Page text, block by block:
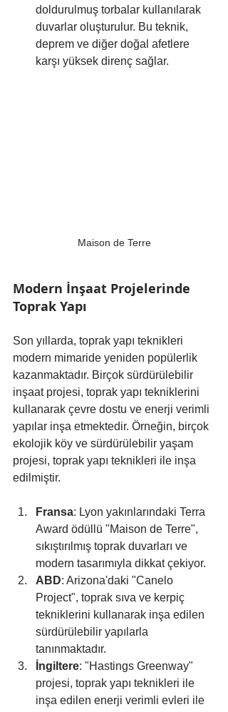
doldurulmuş torbalar kullanılarak
duvarlar oluşturulur. Bu teknik,
deprem ve diğer doğal afetlere
karşı yüksek direnç sağlar.
Maison de Terre
Modern İnşaat Projelerinde
Toprak Yapı
Son yıllarda, toprak yapı teknikleri
modern mimaride yeniden popülerlik
kazanmaktadır. Birçok sürdürülebilir
inşaat projesi, toprak yapı tekniklerini
kullanarak çevre dostu ve enerji verimli
yapılar inşa etmektedir. Örneğin, birçok
ekolojik köy ve sürdürülebilir yaşam
projesi, toprak yapı teknikleri ile inşa
edilmiştir.
Fransa: Lyon yakınlarındaki Terra
Award ödüllü "Maison de Terre",
sıkıştırılmış toprak duvarları ve
modern tasarımıyla dikkat çekiyor.
ABD: Arizona'daki "Canelo
Project", toprak sıva ve kerpiç
tekniklerini kullanarak inşa edilen
sürdürülebilir yapılarla
tanınmaktadır.
İngiltere: "Hastings Greenway"
projesi, toprak yapı teknikleri ile
inşa edilen enerji verimli evleri ile